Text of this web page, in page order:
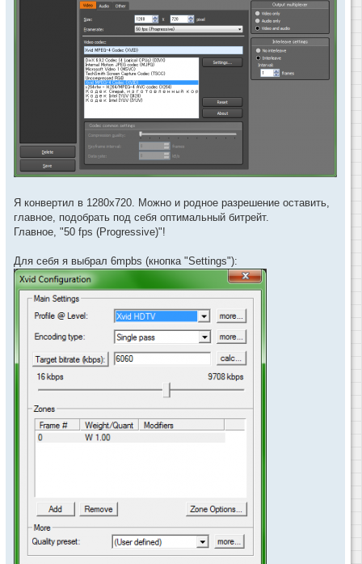
Я конвертил в 1280x720. Можно и родное разрешение оставить,
главное, подобрать под себя оптимальный битрейт.
Главное, "50 fps (Progressive)"!
Для себя я выбрал 6mpbs (кнопка "Settings"):